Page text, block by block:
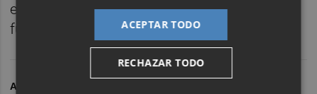
en fase de educación. ¿Creen que se van a
fugar?", ha interpelado.
ARCHIVADO EN
ACEPTAR TODO
RECHAZAR TODO